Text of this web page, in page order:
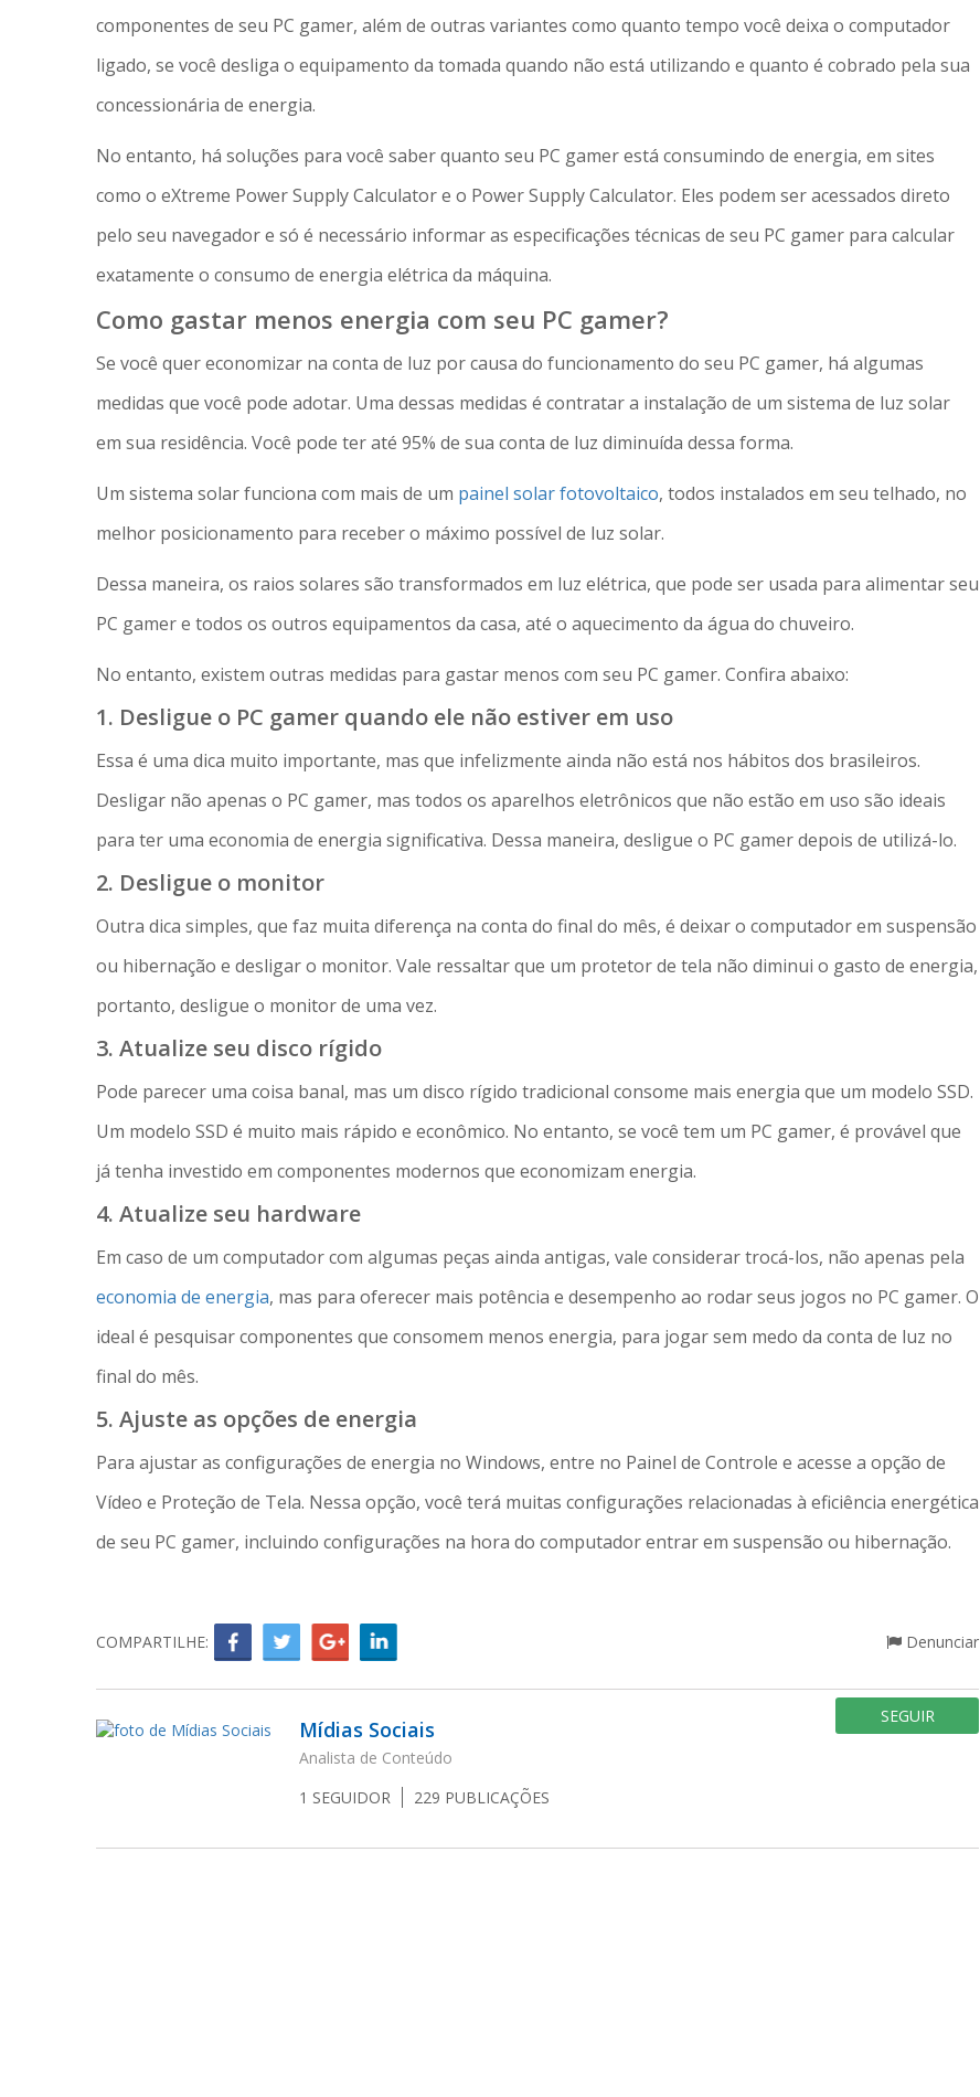
componentes de seu PC gamer, além de outras variantes como quanto tempo você deixa o computador
ligado, se você desliga o equipamento da tomada quando não está utilizando e quanto é cobrado pela sua
concessionária de energia.
No entanto, há soluções para você saber quanto seu PC gamer está consumindo de energia, em sites
como o eXtreme Power Supply Calculator e o Power Supply Calculator. Eles podem ser acessados direto
pelo seu navegador e só é necessário informar as especificações técnicas de seu PC gamer para calcular
exatamente o consumo de energia elétrica da máquina.
Como gastar menos energia com seu PC gamer?
Se você quer economizar na conta de luz por causa do funcionamento do seu PC gamer, há algumas
medidas que você pode adotar. Uma dessas medidas é contratar a instalação de um sistema de luz solar
em sua residência. Você pode ter até 95% de sua conta de luz diminuída dessa forma.
Um sistema solar funciona com mais de um painel solar fotovoltaico, todos instalados em seu telhado, no
melhor posicionamento para receber o máximo possível de luz solar.
Dessa maneira, os raios solares são transformados em luz elétrica, que pode ser usada para alimentar seu
PC gamer e todos os outros equipamentos da casa, até o aquecimento da água do chuveiro.
No entanto, existem outras medidas para gastar menos com seu PC gamer. Confira abaixo:
1. Desligue o PC gamer quando ele não estiver em uso
Essa é uma dica muito importante, mas que infelizmente ainda não está nos hábitos dos brasileiros.
Desligar não apenas o PC gamer, mas todos os aparelhos eletrônicos que não estão em uso são ideais
para ter uma economia de energia significativa. Dessa maneira, desligue o PC gamer depois de utilizá-lo.
2. Desligue o monitor
Outra dica simples, que faz muita diferença na conta do final do mês, é deixar o computador em suspensão
ou hibernação e desligar o monitor. Vale ressaltar que um protetor de tela não diminui o gasto de energia,
portanto, desligue o monitor de uma vez.
3. Atualize seu disco rígido
Pode parecer uma coisa banal, mas um disco rígido tradicional consome mais energia que um modelo SSD.
Um modelo SSD é muito mais rápido e econômico. No entanto, se você tem um PC gamer, é provável que
já tenha investido em componentes modernos que economizam energia.
4. Atualize seu hardware
Em caso de um computador com algumas peças ainda antigas, vale considerar trocá-los, não apenas pela
economia de energia, mas para oferecer mais potência e desempenho ao rodar seus jogos no PC gamer. O
ideal é pesquisar componentes que consomem menos energia, para jogar sem medo da conta de luz no
final do mês.
5. Ajuste as opções de energia
Para ajustar as configurações de energia no Windows, entre no Painel de Controle e acesse a opção de
Vídeo e Proteção de Tela. Nessa opção, você terá muitas configurações relacionadas à eficiência energética
de seu PC gamer, incluindo configurações na hora do computador entrar em suspensão ou hibernação.
COMPARTILHE: Denunciar
Mídias Sociais
Analista de Conteúdo
1 SEGUIDOR 229 PUBLICAÇÕES
SEGUIR